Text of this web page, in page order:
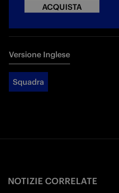
ACQUISTA
Versione Inglese
Squadra
NOTIZIE CORRELATE